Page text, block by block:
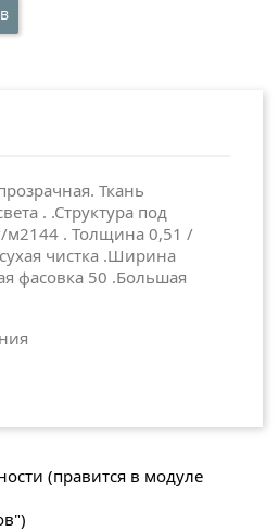
Ткань
. .Структура под
м2144 . Толщина 0,51 /
чистка .Ширина
фасовка 50 .Большая
(правится в модуле